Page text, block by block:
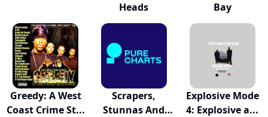
Heads
Bay
Greedy: A West
Coast Crime St...
Scrapers,
Stunnas And
Explosive Mode
4: Explosive a...